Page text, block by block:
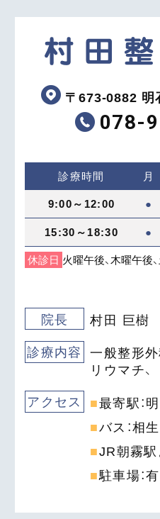
〒673-0882 明
078-
休診日 火曜午後、木曜午後
診療時間 月
9:00～12:00 ●
15:30～18:30 ●
院長 村田 巨樹
診療内容 一般整形外
リウマチ、
アクセス 最寄駅：
バス：相
JR朝霧
駐車場：